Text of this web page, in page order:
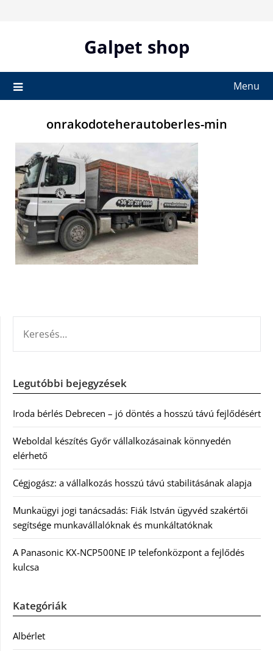
Galpet shop
Menu
onrakodoteherautoberles-min
Legutóbbi bejegyzések
Iroda bérlés Debrecen – jó döntés a hosszú távú fejlődésért
Weboldal készítés Győr vállalkozásainak könnyedén
elérhető
Cégjogász: a vállalkozás hosszú távú stabilitásának alapja
Munkaügyi jogi tanácsadás: Fiák István ügyvéd szakértői
segítsége munkavállalóknak és munkáltatóknak
A Panasonic KX-NCP500NE IP telefonközpont a fejlődés
kulcsa
Kategóriák
Albérlet